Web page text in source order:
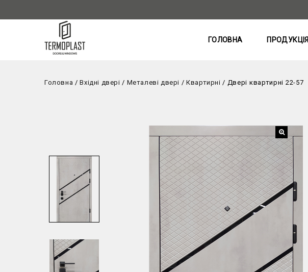
ГОЛОВНА ПРОДУКЦІЯ
Головна /Вхідні двері / Металеві двері /Квартирні / Двері квартирні 22-57